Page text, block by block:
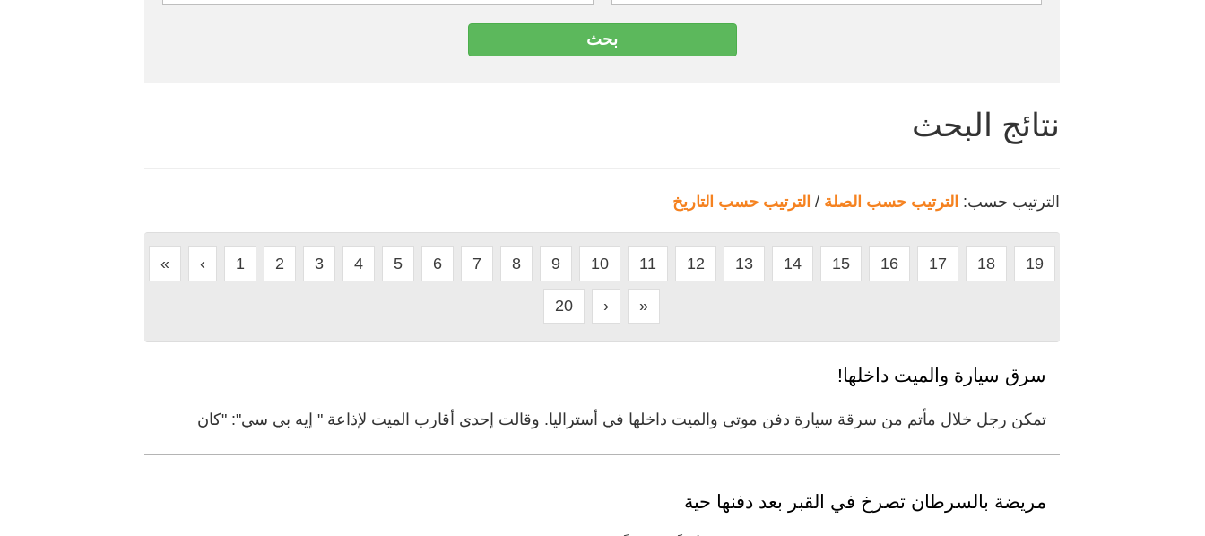
نتائج البحث
الترتيب حسب: الترتيب حسب الصلة / الترتيب حسب التاريخ
« ‹ 1 2 3 4 5 6 7 8 9 10 11 12 13 14 15 16 17 18 19
20 › »
سرق سيارة والميت داخلها!
تمكن رجل خلال مأتم من سرقة سيارة دفن موتى والميت داخلها في أستراليا. وقالت إحدى أقارب الميت لإذاعة " إيه بي سي": "كان
مريضة بالسرطان تصرخ في القبر بعد دفنها حية